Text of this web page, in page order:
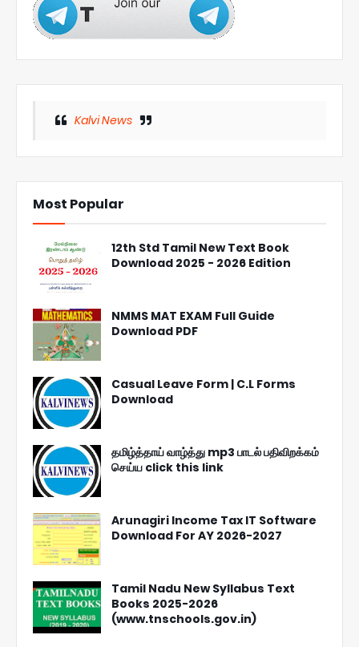
Kalvi News
Most Popular
12th Std Tamil New Text Book
Download 2025 - 2026 Edition
NMMS MAT EXAM Full Guide
Download PDF
Casual Leave Form | C.L Forms
Download
தமிழ்த்தாய் வாழ்த்து mp3 பாடல் பதிவிறக்கம்
செய்ய click this link
Arunagiri Income Tax IT Software
Download For AY 2026-2027
Tamil Nadu New Syllabus Text
Books 2025-2026
(www.tnschools.gov.in)